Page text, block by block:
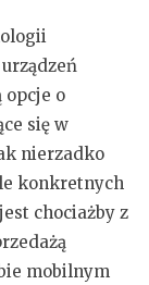
opcje o
się w
nierzadko
konkretnych
chociażby z
mobilnym